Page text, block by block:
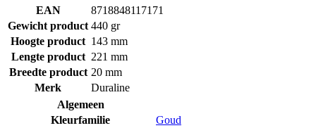
EAN
8718848117171
Gewicht product 440 gr
Hoogte product 143 mm
Lengte product 221 mm
Breedte product 20 mm
Merk
Duraline
Algemeen
Kleurfamilie
Goud